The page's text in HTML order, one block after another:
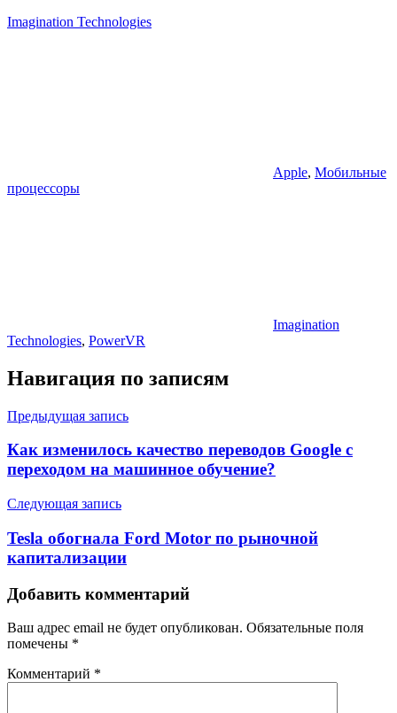
Imagination Technologies
Apple, Мобильные
процессоры
Imagination
Technologies, PowerVR
Навигация по записям
Предыдущая запись
Как изменилось качество переводов Google с
переходом на машинное обучение?
Следующая запись
Tesla обогнала Ford Motor по рыночной
капитализации
Добавить комментарий
Ваш адрес email не будет опубликован. Обязательные поля
помечены *
Комментарий *